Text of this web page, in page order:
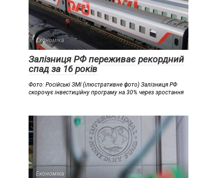
Економіка
Залізниця РФ переживає рекордний
спад за 16 років
Фото: Російські ЗМІ (ілюстративне фото) Залізниця РФ
скорочує інвестиційну програму на 30% через зростання
Економіка